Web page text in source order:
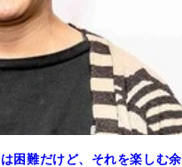
困難だけど、それを楽しむ余